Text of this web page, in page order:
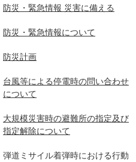
防災・緊急情報 災害に備える
防災・緊急情報について
防災計画
台風等による停電時の問い合わせ
について
大規模災害時の避難所の指定及び
指定解除について
弾道ミサイル着弾時における行動